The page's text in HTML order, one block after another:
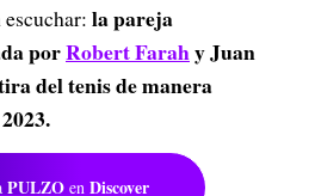
la pareja
porRobert Farahy Juan
del tenis de manera
PULZO en Discover